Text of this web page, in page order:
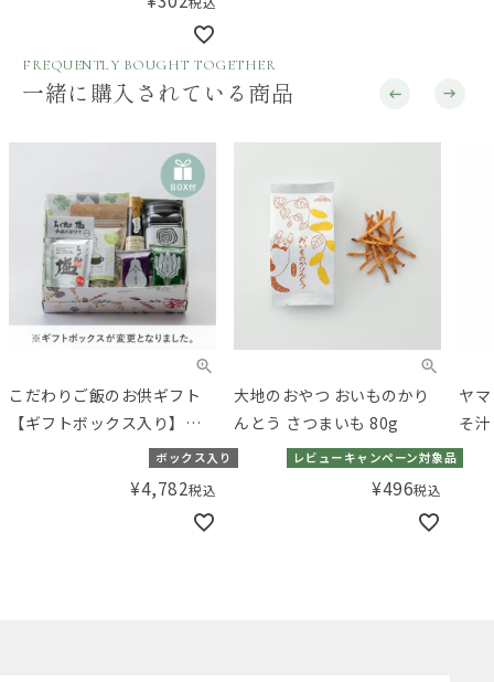
FREQUENTLY BOUGHT TOGETHER
一緒に購入されている商品
こだわりご飯のお供ギフト
【ギフトボックス入り】／
Amingオリジナルセットボックス入り
¥4,782税込
大地のおやつ おいものかり
んとう さつまいも 80g
レビューキャンペーン対象品
¥496税込
ヤ
そ